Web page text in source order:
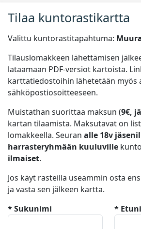
Tilaa kuntorastikartta
Valittu kuntorastitapahtuma:
Tilauslomakkeen lähettämisen
lataamaan PDF-versiot kartoista.
karttatiedostoihin lähetetään myös
sähköpostiosoitteeseen.
Muistathan suorittaa maksun (9€,
kartan tilaamista. Maksutavat on
lomakkeella. Seuran alle 18v
harrasteryhmään kuuluville
ilmaiset.
Jos käyt rasteilla useammin osta
ja vasta sen jälkeen kartta.
* Sukunimi
*